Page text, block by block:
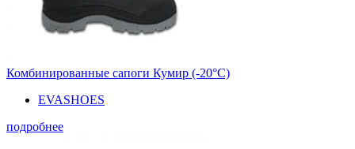
Комбинированные сапоги Кумир (-20°С)
EVASHOES
подробнее